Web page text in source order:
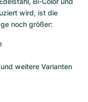
wird, ist die
noch größer:
weitere Varianten